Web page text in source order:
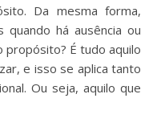
Da mesma forma,
há ausência ou
É tudo aquilo
e isso se aplica tanto
Ou seja, aquilo que